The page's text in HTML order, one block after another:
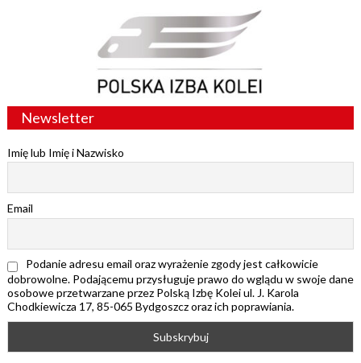
Newsletter
Imię lub Imię i Nazwisko
Email
Podanie adresu email oraz wyrażenie zgody jest całkowicie
dobrowolne. Podającemu przysługuje prawo do wglądu w swoje dane
osobowe przetwarzane przez Polską Izbę Kolei ul. J. Karola
Chodkiewicza 17, 85-065 Bydgoszcz oraz ich poprawiania.